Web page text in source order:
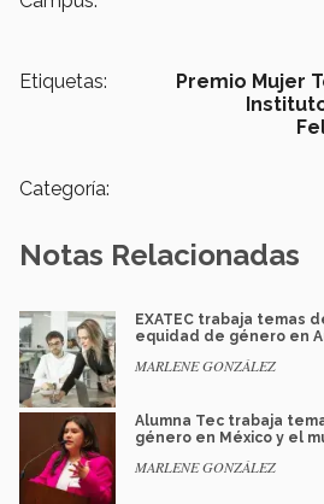
Etiquetas: Premio Mujer
Categoría:
Notas Relacionadas
EXATEC trabaja temas
equidad de género en
MARLENE GONZÁLEZ
Alumna Tec trabaja
género en México y el
MARLENE GONZÁLEZ